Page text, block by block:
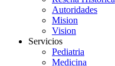
Autoridades
Mision
Vision
Servicios
Pediatria
Medicina